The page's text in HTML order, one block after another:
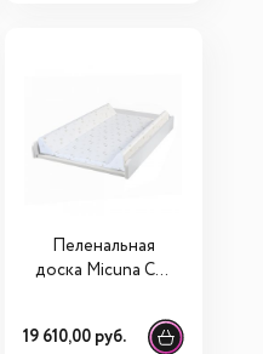
Пеленальная
доска Micuna CP-
19 610,00 руб.